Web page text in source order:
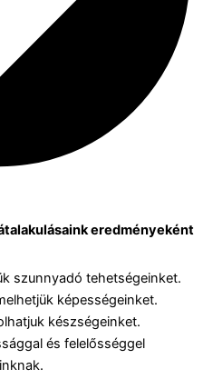
eredményeként
szunnyadó tehetségeinket.
képességeinket.
készségeinket.
és felelősséggel